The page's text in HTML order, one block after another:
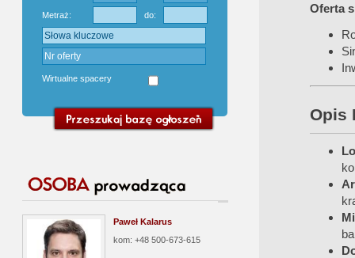
Metraż: do:
Wirtualne spacery
Paweł Kalarus
kom: +48 500-673-615
Oferta
Opis